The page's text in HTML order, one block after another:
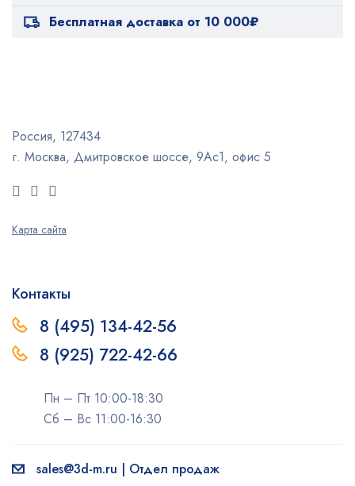
Бесплатная доставка от 10 000₽
Россия, 127434
г. Москва, Дмитровское шоссе, 9Ас1, офис 5
Карта сайта
Контакты
8 (495) 134-42-56
8 (925) 722-42-66
Пн – Пт 10:00-18:30
Сб – Вс 11:00-16:30
sales@3d-m.ru | Отдел продаж